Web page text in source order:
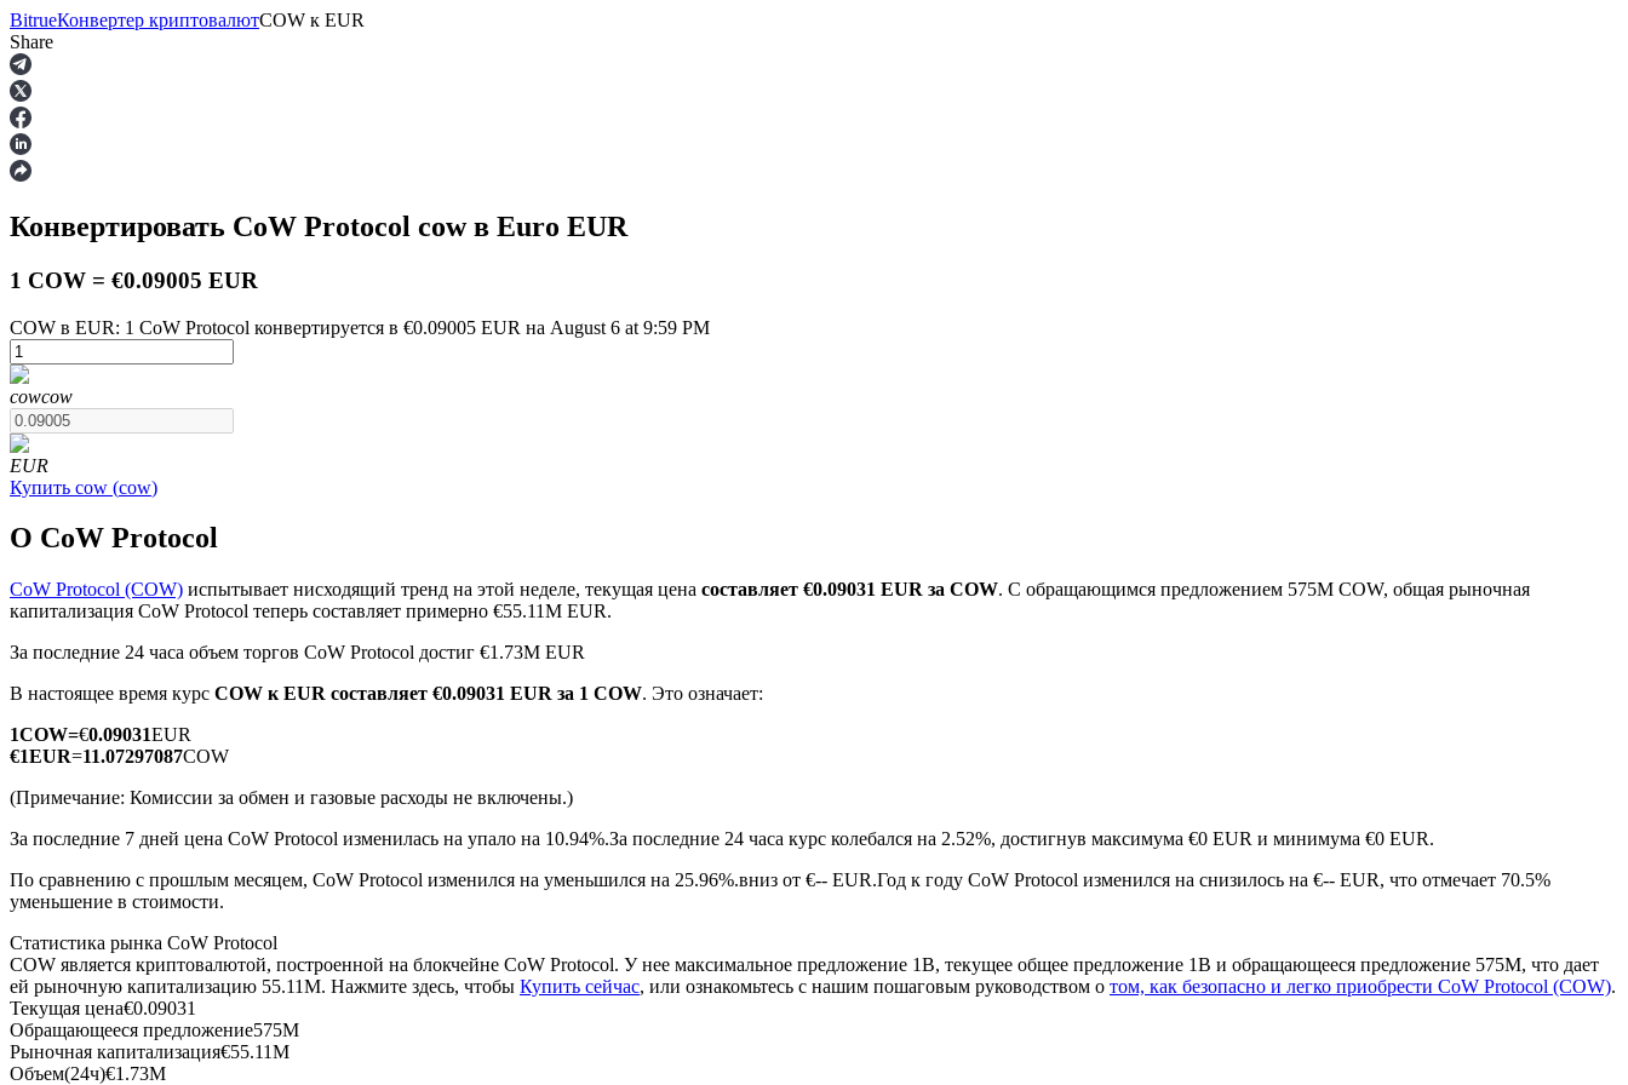
Фьючерсы
USDT-фьючерсы
Фьючерсы с использованием USDT в качестве обеспечения
Фьючерсы на COIN-M
Криптовалютные фьючерсы
USDC фьючерсы
BitrueКонвертер криптовалютCOW к EUR
Share
Конвертировать CoW Protocol cowв Euro EUR
1 COW = €0.09005 EUR
COW в EUR: 1 CoW Protocol конвертируется в €0.09005 EUR на August 6 at 9:59 PM
cowcow
EUR
Купить cow (cow)
О CoW Protocol
CoW Protocol (COW) испытывает нисходящий тренд на этой неделе, текущая цена составляет €0.09031 EUR за COW. С обращающимся предложением 575M COW, общая рыночная
капитализация CoW Protocol теперь составляет примерно €55.11M EUR.
За последние 24 часа объем торгов CoW Protocol достиг €1.73M EUR
В настоящее время курс COW к EUR составляет €0.09031 EUR за 1 COW. Это означает:
1COW=€0.09031EUR
€1EUR=11.07297087COW
(Примечание: Комиссии за обмен и газовые расходы не включены.)
За последние 7 дней цена CoW Protocol изменилась на упало на 10.94%.За последние 24 часа курс колебался на 2.52%, достигнув максимума €0 EUR и минимума €0 EUR.
По сравнению с прошлым месяцем, CoW Protocol изменился на уменьшился на 25.96%.вниз от €-- EUR.Год к году CoW Protocol изменился на снизилось на €-- EUR, что отмечает 70.5%
уменьшение в стоимости.
Статистика рынка CoW Protocol
COW является криптовалютой, построенной на блокчейне CoW Protocol. У нее максимальное предложение 1B, текущее общее предложение 1B и обращающееся предложение 575M, что дает
ей рыночную капитализацию 55.11M. Нажмите здесь, чтобы Купить сейчас, или ознакомьтесь с нашим пошаговым руководством о том, как безопасно и легко приобрести CoW Protocol (COW).
Текущая цена€0.09031
Обращающееся предложение575M
Рыночная капитализация€55.11M
Объем(24ч)€1.73M